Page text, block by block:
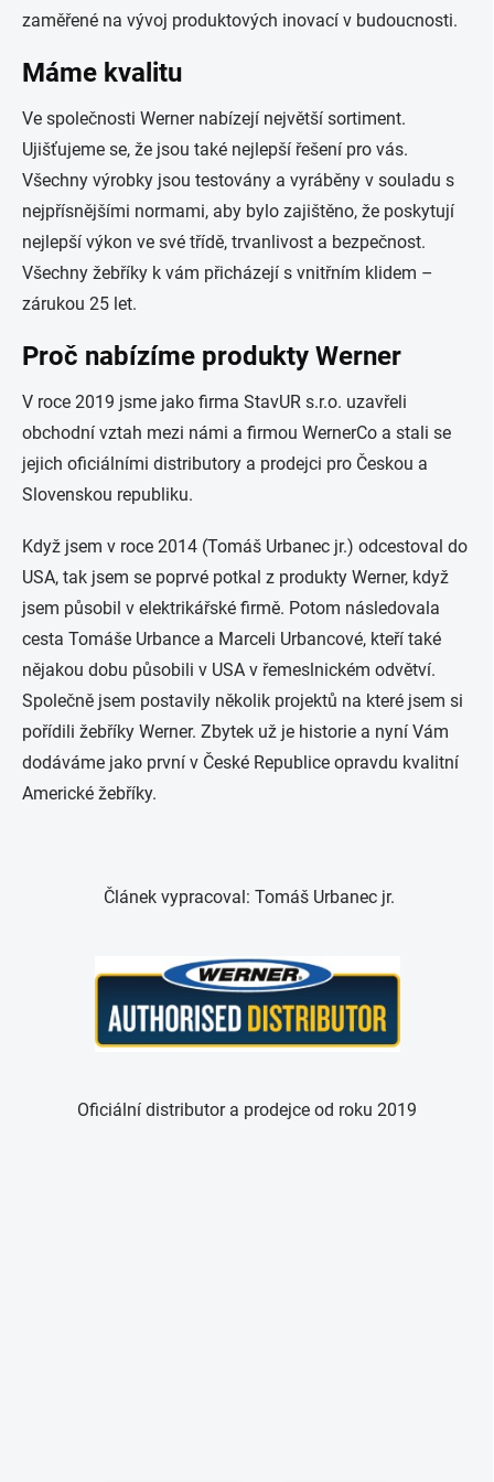
zaměřené na vývoj produktových inovací v budoucnosti.
Máme kvalitu
Ve společnosti Werner nabízejí největší sortiment.
Ujišťujeme se, že jsou také nejlepší řešení pro vás.
Všechny výrobky jsou testovány a vyráběny v souladu s
nejpřísnějšími normami, aby bylo zajištěno, že poskytují
nejlepší výkon ve své třídě, trvanlivost a bezpečnost.
Všechny žebříky k vám přicházejí s vnitřním klidem –
zárukou 25 let.
Proč nabízíme produkty Werner
V roce 2019 jsme jako firma StavUR s.r.o. uzavřeli
obchodní vztah mezi námi a firmou WernerCo a stali se
jejich oficiálními distributory a prodejci pro Českou a
Slovenskou republiku.
Když jsem v roce 2014 (Tomáš Urbanec jr.) odcestoval do
USA, tak jsem se poprvé potkal z produkty Werner, když
jsem působil v elektrikářské firmě. Potom následovala
cesta Tomáše Urbance a Marceli Urbancové, kteří také
nějakou dobu působili v USA v řemeslnickém odvětví.
Společně jsem postavily několik projektů na které jsem si
pořídili žebříky Werner. Zbytek už je historie a nyní Vám
dodáváme jako první v České Republice opravdu kvalitní
Americké žebříky.
Článek vypracoval: Tomáš Urbanec jr.
Oficiální distributor a prodejce od roku 2019